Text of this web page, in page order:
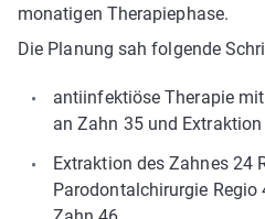
monatigen Therapiephase.
Die Planung sah folgende
antiinfektiöse Therapie
an Zahn 35 und
Extraktion des Zahnes 24
Parodontalchirurgie